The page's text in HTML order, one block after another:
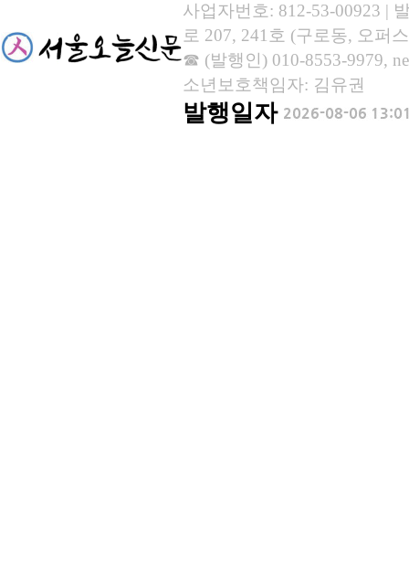
사업자번호: 812-53-00923 |
로 207, 241호 (구로동, 오퍼
☎ (발행인) 010-8553-9979,
소년보호책임자: 김유권
발행일자